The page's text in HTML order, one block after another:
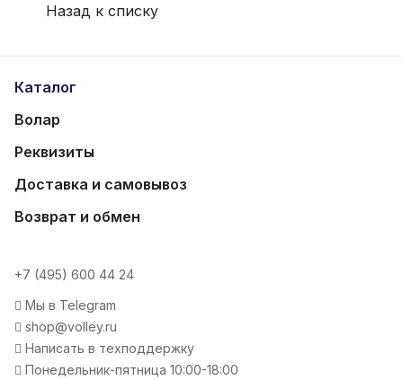
Назад к списку
Каталог
Волар
Реквизиты
Доставка и самовывоз
Возврат и обмен
+7 (495) 600 44 24
Мы в Telegram
shop@volley.ru
Написать в техподдержку
Понедельник-пятница 10:00-18:00